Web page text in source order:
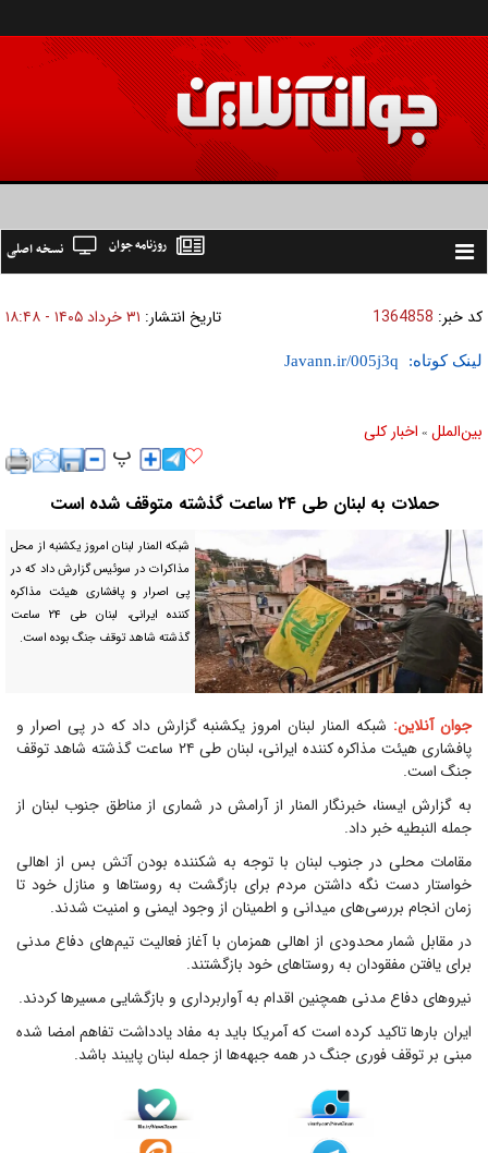
Toggle
نسخه اصلی روزنامه جوان
کد خبر: 1364858 تاریخ انتشار: ۳۱ خرداد ۱۴۰۵ - ۱۸:۴۸
لینک کوتاه:
بين‌الملل » اخبار كلی
حملات به لبنان طی ۲۴ ساعت گذشته متوقف شده است
شبکه المنار لبنان امروز یکشنبه از محل
مذاکرات در سوئیس گزارش داد که در
پی اصرار و پافشاری هیئت مذاکره
کننده ایرانی، لبنان طی ۲۴ ساعت
گذشته شاهد توقف جنگ بوده است.
جوان آنلاین: شبکه المنار لبنان امروز یکشنبه گزارش داد که در پی اصرار و
پافشاری هیئت مذاکره کننده ایرانی، لبنان طی ۲۴ ساعت گذشته شاهد توقف
جنگ است.
به گزارش ایسنا، خبرنگار المنار از آرامش در شماری از مناطق جنوب لبنان از
جمله النبطیه خبر داد.
مقامات محلی در جنوب لبنان با توجه به شکننده بودن آتش بس از اهالی
خواستار دست نگه داشتن مردم برای بازگشت به روستا‌ها و منازل خود تا
زمان انجام بررسی‌های میدانی و اطمینان از وجود ایمنی و امنیت شدند.
در مقابل شمار محدودی از اهالی همزمان با آغاز فعالیت تیم‌های دفاع مدنی
برای یافتن مفقودان به روستا‌های خود بازگشتند.
نیرو‌های دفاع مدنی همچنین اقدام به آواربرداری و بازگشایی مسیر‌ها کردند.
ایران بار‌ها تاکید کرده است که آمریکا باید به مفاد یادداشت تفاهم امضا شده
مبنی بر توقف فوری جنگ در همه جبهه‌ها از جمله لبنان پایبند باشد.